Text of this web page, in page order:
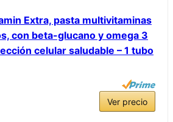
Extra, pasta multivitaminas
con beta-glucano y omega 3
celular saludable – 1 tubo
Ver precio